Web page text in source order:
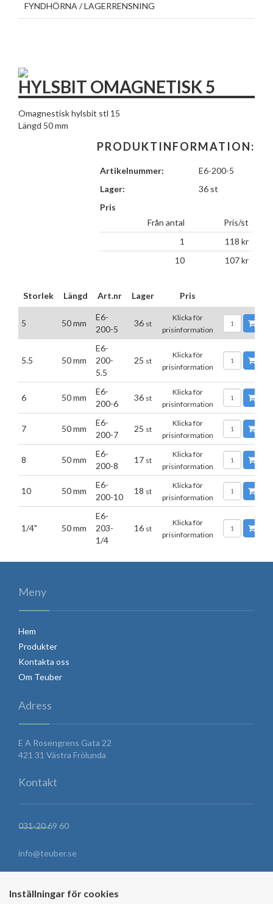
FYNDHÖRNA / LAGERRENSNING
HYLSBIT OMAGNETISK 5
Omagnestisk hylsbit stl 15
Längd 50 mm
PRODUKTINFORMATION:
Artikelnummer:
E6-200-5
Lager:
36 st
Pris
Från antal
Pris/st
1
118 kr
10
107kr
Storlek Längd Art.nr Lager Pris
5 50 mm
E6-
200-5
36 st
Klicka för
prisinformation
5.5 50 mm
E6-
200-
5.5
25 st
Klicka för
prisinformation
6 50 mm
E6-
200-6
36 st
Klicka för
prisinformation
7 50 mm
E6-
200-7
25 st
Klicka för
prisinformation
8 50 mm
E6-
200-8
17 st
Klicka för
prisinformation
10 50 mm
E6-
200-10
18 st
Klicka för
prisinformation
1/4" 50 mm
E6-
203-
1/4
16 st
Klicka för
prisinformation
Meny
Hem
Produkter
Kontakta oss
Om Teuber
Adress
E A Rosengrens Gata 22
421 31 Västra Frölunda
Kontakt
031-20 69 60
info@teuber.se
Inställningar för cookies